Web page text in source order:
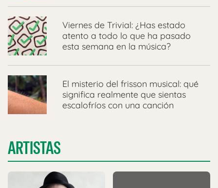
Viernes de Trivial: ¿Has estado
atento a todo lo que ha pasado
esta semana en la música?
El misterio del frisson musical: qué
significa realmente que sientas
escalofríos con una canción
ARTISTAS